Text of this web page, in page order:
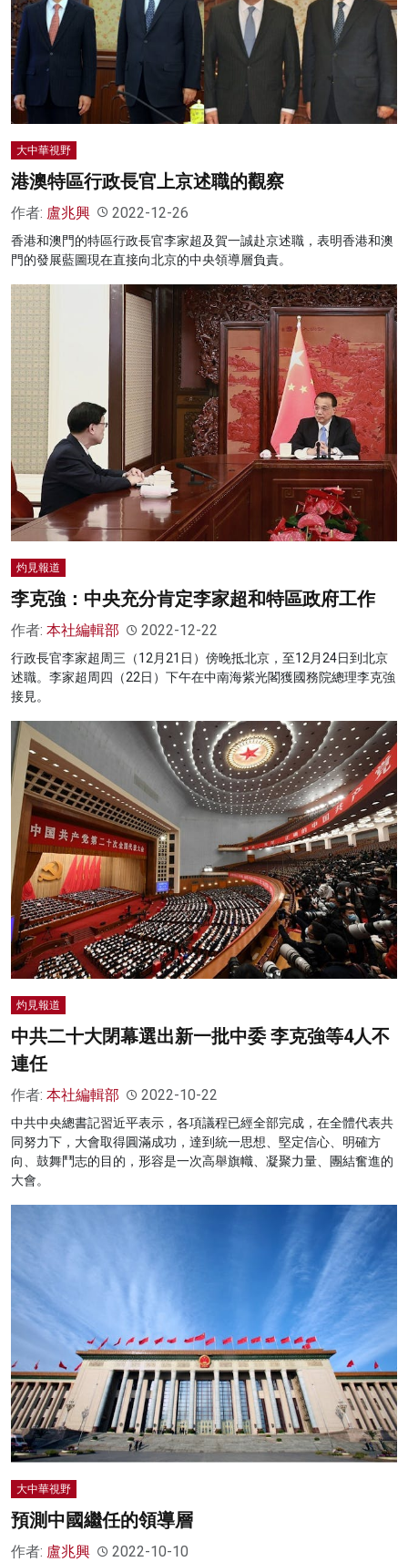
大中華視野
港澳特區行政長官上京述職的觀察
作者: 盧兆興 2022-12-26
香港和澳門的特區行政長官李家超及賀一誠赴京述職，表明香港和澳
門的發展藍圖現在直接向北京的中央領導層負責。
灼見報道
李克強：中央充分肯定李家超和特區政府工作
作者: 本社編輯部 2022-12-22
行政長官李家超周三（12月21日）傍晚抵北京，至12月24日到北京
述職。李家超周四（22日）下午在中南海紫光閣獲國務院總理李克強
接見。
灼見報道
中共二十大閉幕選出新一批中委 李克強等4人不
連任
作者: 本社編輯部 2022-10-22
中共中央總書記習近平表示，各項議程已經全部完成，在全體代表共
同努力下，大會取得圓滿成功，達到統一思想、堅定信心、明確方
向、鼓舞鬥志的目的，形容是一次高舉旗幟、凝聚力量、團結奮進的
大會。
大中華視野
預測中國繼任的領導層
作者: 盧兆興 2022-10-10